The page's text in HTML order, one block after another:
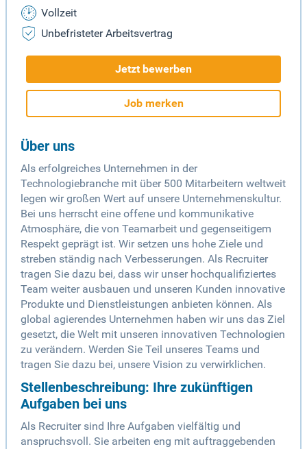
Vollzeit
Unbefristeter Arbeitsvertrag
Jetzt bewerben
Job merken
Über uns
Als erfolgreiches Unternehmen in der
Technologiebranche mit über 500 Mitarbeitern weltweit
legen wir großen Wert auf unsere Unternehmenskultur.
Bei uns herrscht eine offene und kommunikative
Atmosphäre, die von Teamarbeit und gegenseitigem
Respekt geprägt ist. Wir setzen uns hohe Ziele und
streben ständig nach Verbesserungen. Als Recruiter
tragen Sie dazu bei, dass wir unser hochqualifiziertes
Team weiter ausbauen und unseren Kunden innovative
Produkte und Dienstleistungen anbieten können. Als
global agierendes Unternehmen haben wir uns das Ziel
gesetzt, die Welt mit unseren innovativen Technologien
zu verändern. Werden Sie Teil unseres Teams und
tragen Sie dazu bei, unsere Vision zu verwirklichen.
Stellenbeschreibung: Ihre zukünftigen
Aufgaben bei uns
Als Recruiter sind Ihre Aufgaben vielfältig und
anspruchsvoll. Sie arbeiten eng mit auftraggebenden